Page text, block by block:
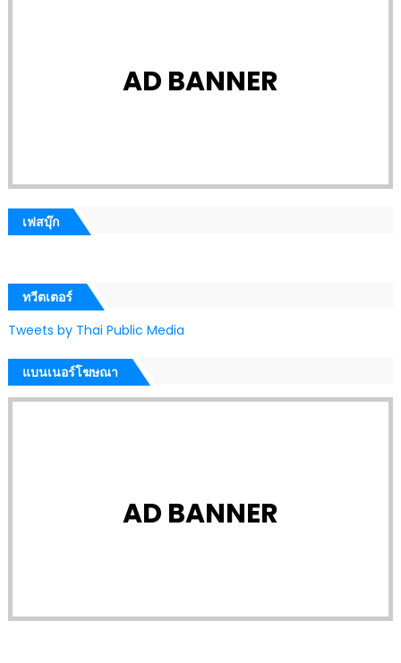
AD BANNER
เฟสบุ๊ก
ทวีตเตอร์
Tweets by Thai Public Media
แบนเนอร์โฆษณา
AD BANNER